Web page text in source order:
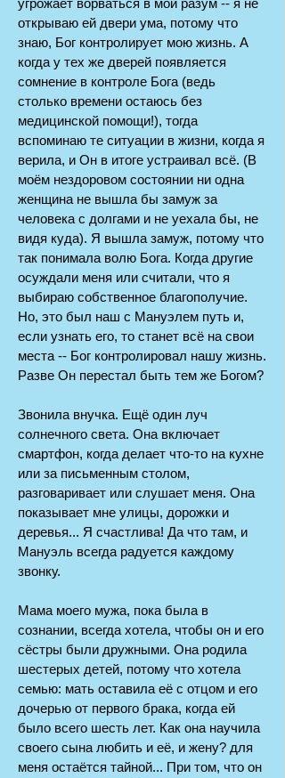
угрожает ворваться в мой разум -- я не
открываю ей двери ума, потому что
знаю, Бог контролирует мою жизнь. А
когда у тех же дверей появляется
сомнение в контроле Бога (ведь
столько времени остаюсь без
медицинской помощи!), тогда
вспоминаю те ситуации в жизни, когда я
верила, и Он в итоге устраивал всё. (В
моём нездоровом состоянии ни одна
женщина не вышла бы замуж за
человека с долгами и не уехала бы, не
видя куда). Я вышла замуж, потому что
так понимала волю Бога. Когда другие
осуждали меня или считали, что я
выбираю собственное благополучие.
Но, это был наш с Мануэлем путь и,
если узнать его, то станет всё на свои
места -- Бог контролировал нашу жизнь.
Разве Он перестал быть тем же Богом?
Звонила внучка. Ещё один луч
солнечного света. Она включает
смартфон, когда делает что-то на кухне
или за письменным столом,
разговаривает или слушает меня. Она
показывает мне улицы, дорожки и
деревья... Я счастлива! Да что там, и
Мануэль всегда радуется каждому
звонку.
Мама моего мужа, пока была в
сознании, всегда хотела, чтобы он и его
сёстры были дружными. Она родила
шестерых детей, потому что хотела
семью: мать оставила её с отцом и его
дочерью от первого брака, когда ей
было всего шесть лет. Как она научила
своего сына любить и её, и жену? для
меня остаётся тайной... При том, что он